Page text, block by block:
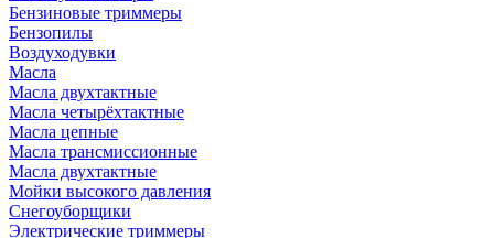
Бензиновые триммеры
Бензопилы
Воздуходувки
Масла
Масла двухтактные
Масла четырёхтактные
Масла цепные
Масла трансмиссионные
Масла двухтактные
Мойки высокого давления
Снегоуборщики
Электрические триммеры